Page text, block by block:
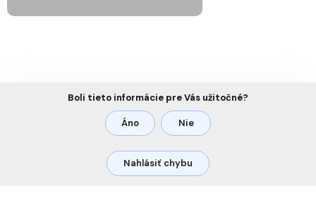
Boli tieto informácie pre Vás užitočné?
Áno Nie
Nahlásiť chybu